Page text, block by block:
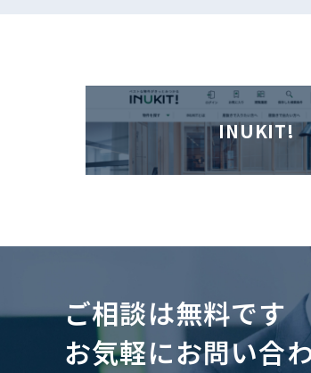
INUKIT!
ご相談は無料です
お気軽にお問い合